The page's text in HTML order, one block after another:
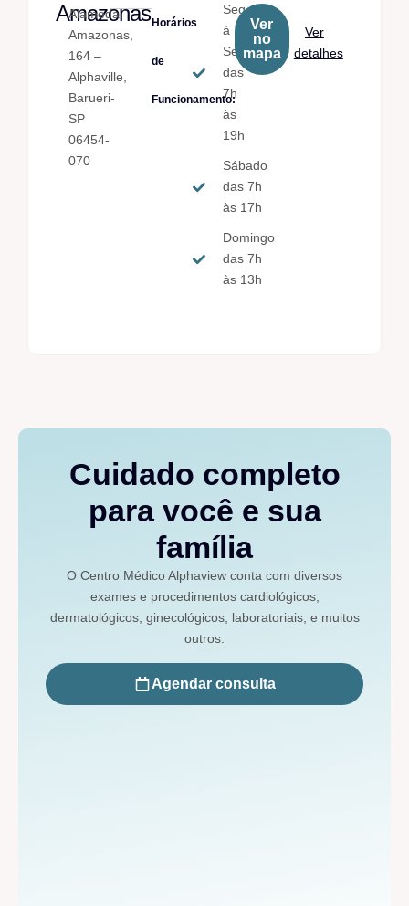
Amazonas
Alameda
Amazonas,
164 –
Alphaville,
Barueri-
SP
06454-
070
Horários
de
Funcionamento:
Seg.
à
Sex.
das
7h
às
19h
Sábado
das 7h
às 17h
Domingo
das 7h
às 13h
Ver
no
mapa
Ver
detalhes
Cuidado completo
para você e sua
família
O Centro Médico Alphaview conta com diversos
exames e procedimentos cardiológicos,
dermatológicos, ginecológicos, laboratoriais, e muitos
outros.
Agendar consulta